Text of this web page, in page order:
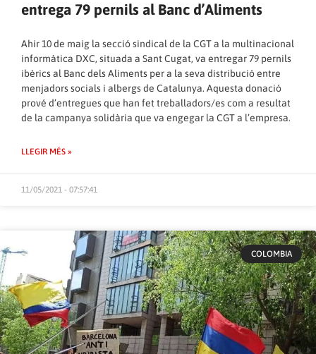
entrega 79 pernils al Banc d’Aliments
Ahir 10 de maig la secció sindical de la CGT a la multinacional
informàtica DXC, situada a Sant Cugat, va entregar 79 pernils
ibèrics al Banc dels Aliments per a la seva distribució entre
menjadors socials i albergs de Catalunya. Aquesta donació
prové d’entregues que han fet treballadors/es com a resultat
de la campanya solidària que va engegar la CGT a l’empresa.
LLEGIR MÉS »
11/05/2021 - 07:57:41
COLOMBIA